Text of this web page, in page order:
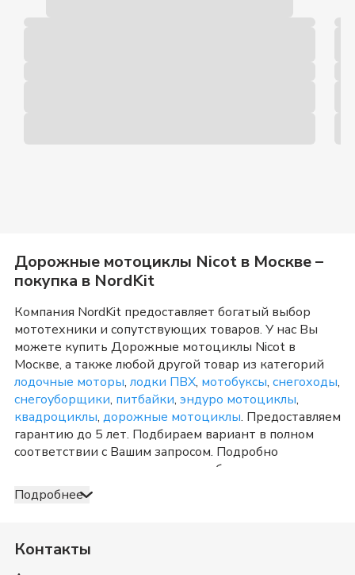
Дорожные мотоциклы Nicot в Москве–
покупка в NordKit
Компания NordKit предоставляет богатый выбор
мототехники и сопутствующих товаров. У нас Вы
можете купить Дорожные мотоциклы Nicot в
Москве, а также любой другой товар из категорий
лодочные моторы, лодки ПВХ, мотобуксы, снегоходы,
снегоуборщики, питбайки, эндуро мотоциклы,
квадроциклы, дорожные мотоциклы. Предоставляем
гарантию до 5 лет. Подбираем вариант в полном
соответствии с Вашим запросом. Подробно
консультируем и отвечаем на любые вопросы по
телефону и в шоу-руме в
категорииДорожные мотоциклы Nicot
Москве
России. Оплата принимается несколькими способами:
Подробнее
Контакты